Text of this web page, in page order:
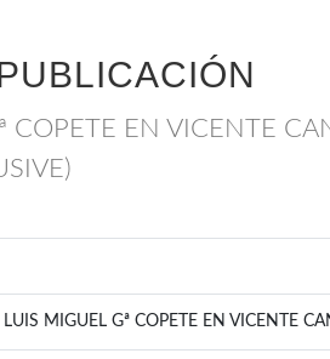
EN VICENTE
MIGUEL Gª COPETE EN VICENTE